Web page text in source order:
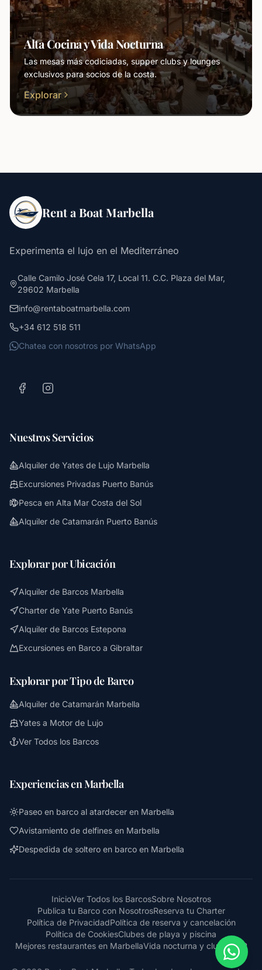
Alta Cocina y Vida Nocturna
Las mesas más codiciadas, supper clubs y lounges
exclusivos para socios de la costa.
Explorar
Rent a Boat Marbella
Experimenta el lujo en el Mediterráneo
Calle Camilo José Cela 17, Local 11. C.C. Plaza del Mar,
29602 Marbella
info@rentaboatmarbella.com
+34 612 518 511
Chatea con nosotros por WhatsApp
Nuestros Servicios
Alquiler de Yates de Lujo Marbella
Excursiones Privadas Puerto Banús
Pesca en Alta Mar Costa del Sol
Alquiler de Catamarán Puerto Banús
Explorar por Ubicación
Alquiler de Barcos Marbella
Charter de Yate Puerto Banús
Alquiler de Barcos Estepona
Excursiones en Barco a Gibraltar
Explorar por Tipo de Barco
Alquiler de Catamarán Marbella
Yates a Motor de Lujo
Ver Todos los Barcos
Experiencias en Marbella
Paseo en barco al atardecer en Marbella
Avistamiento de delfines en Marbella
Despedida de soltero en barco en Marbella
InicioVer Todos los BarcosSobre Nosotros
Publica tu Barco con NosotrosReserva tu Charter
Política de PrivacidadPolítica de reserva y cancelación
Política de CookiesClubes de playa y piscina
Mejores restaurantes en MarbellaVida nocturna y clubes VIP